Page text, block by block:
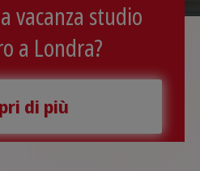
vacanza studio
a Londra?
di più